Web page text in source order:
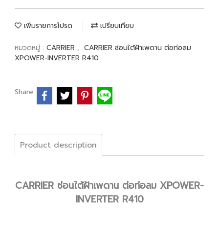
เพิ่มรายการโปรด เปรียบเทียบ
หมวดหมู่ : CARRIER , CARRIER ซ่อนใต้ฝ้าเพดาน ต่อท่อลม
XPOWER-INVERTER R410
Share
Product description
CARRIER ซ่อนใต้ฝ้าเพดาน ต่อท่อลม XPOWER-
INVERTER R410